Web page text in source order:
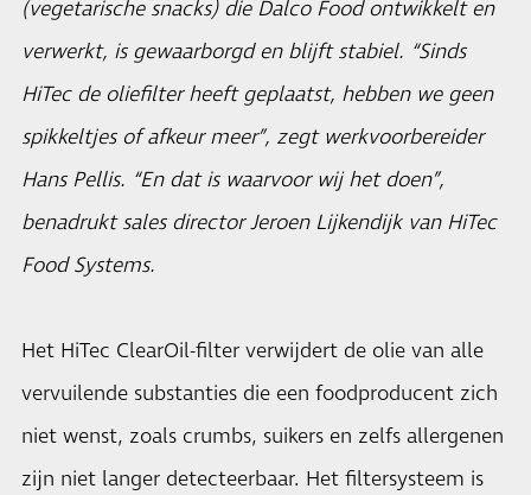
(vegetarische snacks) die Dalco Food ontwikkelt en
verwerkt, is gewaarborgd en blijft stabiel. “Sinds
HiTec de oliefilter heeft geplaatst, hebben we geen
spikkeltjes of afkeur meer”, zegt werkvoorbereider
Hans Pellis. “En dat is waarvoor wij het doen”,
benadrukt sales director Jeroen Lijkendijk van HiTec
Food Systems.
Het HiTec ClearOil-filter verwijdert de olie van alle
vervuilende substanties die een foodproducent zich
niet wenst, zoals crumbs, suikers en zelfs allergenen
zijn niet langer detecteerbaar. Het filtersysteem is